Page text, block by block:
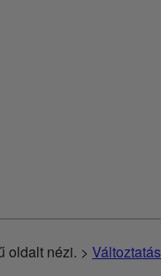
oldalt nézi. > Változtatás